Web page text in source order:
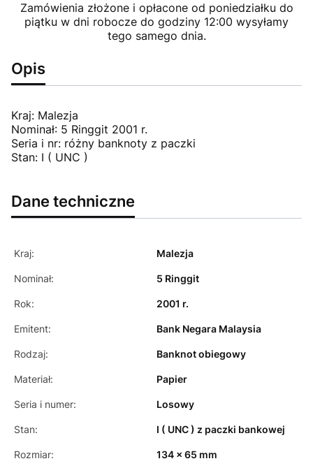
Zamówienia złożone i opłacone od poniedziałku do
piątku w dni robocze do godziny 12:00 wysyłamy
tego samego dnia.
Opis
Kraj: Malezja
Nominał: 5 Ringgit 2001 r.
Seria i nr: różny banknoty z paczki
Stan: I ( UNC )
Dane techniczne
Kraj: Malezja
Nominał: 5 Ringgit
Rok: 2001 r.
Emitent: Bank Negara Malaysia
Rodzaj: Banknot obiegowy
Materiał: Papier
Seria i numer: Losowy
Stan: I ( UNC ) z paczki bankowej
Rozmiar: 134 x 65 mm